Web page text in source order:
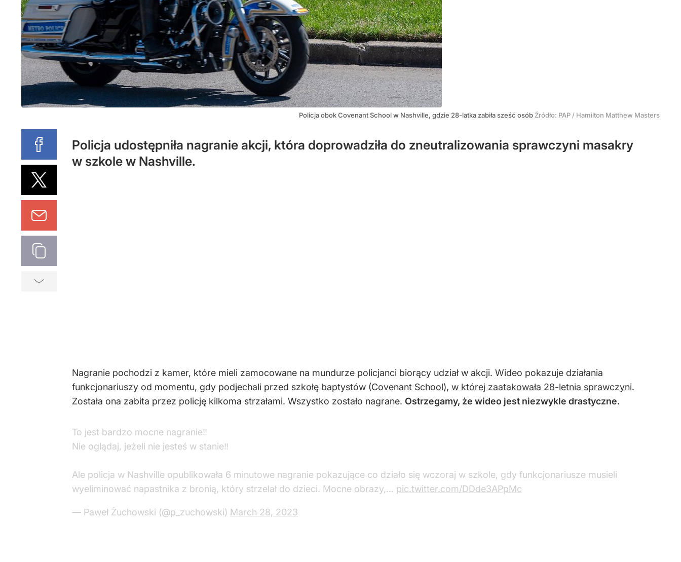
Policja obok Covenant School w Nashville, gdzie 28-latka zabiła sześć osób Źródło: PAP / Hamilton Matthew Masters
Policja udostępniła nagranie akcji, która doprowadziła do zneutralizowania sprawczyni masakry
w szkole w Nashville.
Nagranie pochodzi z kamer, które mieli zamocowane na mundurze policjanci biorący udział w akcji. Wideo pokazuje działania
funkcjonariuszy od momentu, gdy podjechali przed szkołę baptystów (Covenant School), w której zaatakowała 28-letnia sprawczyni.
Została ona zabita przez policję kilkoma strzałami. Wszystko zostało nagrane. Ostrzegamy, że wideo jest niezwykle drastyczne.
To jest bardzo mocne nagranie‼️
Nie oglądaj, jeżeli nie jesteś w stanie‼️
Ale policja w Nashville opublikowała 6 minutowe nagranie pokazujące co działo się wczoraj w szkole, gdy funkcjonariusze musieli
wyeliminować napastnika z bronią, który strzelał do dzieci. Mocne obrazy,… pic.twitter.com/DDde3APpMc
— Paweł Żuchowski (@p_zuchowski) March 28, 2023